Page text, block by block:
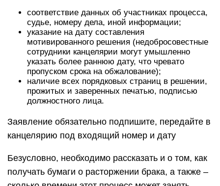
соответствие данных об участниках процесса,
судье, номеру дела, иной информации;
указание на дату составления
мотивированного решения (недобросовестные
сотрудники канцелярии могут умышленно
указать более раннюю дату, что чревато
пропуском срока на обжалование);
наличие всех порядковых страниц в решении,
прожитых и заверенных печатью, подписью
должностного лица.
Заявление обязательно подпишите, передайте в
канцелярию под входящий номер и дату
Безусловно, необходимо рассказать и о том, как
получать бумаги о расторжении брака, а также –